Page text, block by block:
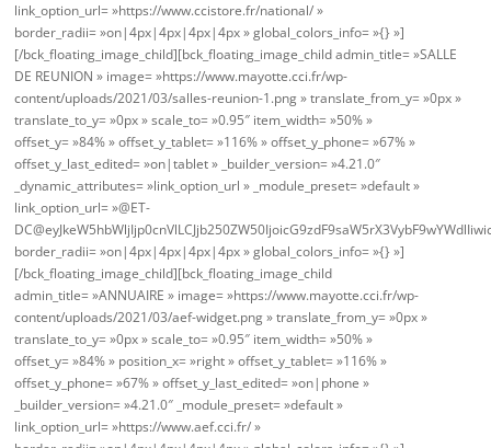
link_option_url= »https://www.ccistore.fr/national/ »
border_radii= »on|4px|4px|4px|4px » global_colors_info= »{} »]
[/bck_floating_image_child][bck_floating_image_child admin_title= »SALLE
DE REUNION » image= »https://www.mayotte.cci.fr/wp-
content/uploads/2021/03/salles-reunion-1.png » translate_from_y= »0px »
translate_to_y= »0px » scale_to= »0.95″ item_width= »50% »
offset_y= »84% » offset_y_tablet= »116% » offset_y_phone= »67% »
offset_y_last_edited= »on|tablet » _builder_version= »4.21.0″
_dynamic_attributes= »link_option_url » _module_preset= »default »
link_option_url= »@ET-
border_radii= »on|4px|4px|4px|4px » global_colors_info= »{} »]
[/bck_floating_image_child][bck_floating_image_child
admin_title= »ANNUAIRE » image= »https://www.mayotte.cci.fr/wp-
content/uploads/2021/03/aef-widget.png » translate_from_y= »0px »
translate_to_y= »0px » scale_to= »0.95″ item_width= »50% »
offset_y= »84% » position_x= »right » offset_y_tablet= »116% »
offset_y_phone= »67% » offset_y_last_edited= »on|phone »
_builder_version= »4.21.0″ _module_preset= »default »
link_option_url= »https://www.aef.cci.fr/ »